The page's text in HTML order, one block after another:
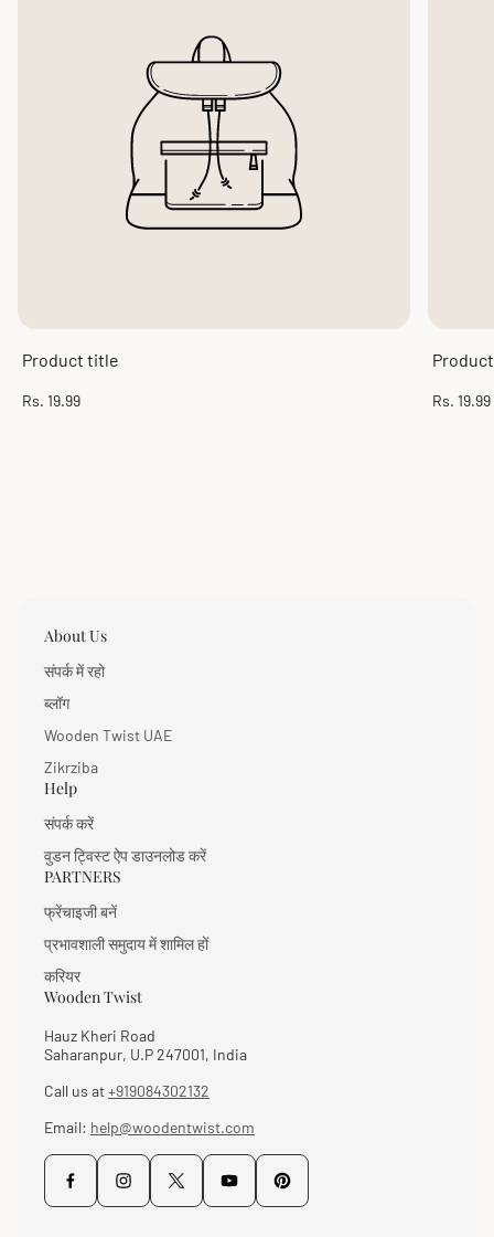
Product title
Regular
Rs. 19.99
Regular
Rs. 19.99
About Us
संपर्क में रहो
ब्लॉग
Wooden Twist UAE
Zikrziba
Help
संपर्क करें
वुडन ट्विस्ट ऐप डाउनलोड करें
PARTNERS
फ्रेंचाइजी बनें
प्रभावशाली समुदाय में शामिल हों
करियर
Wooden Twist
Hauz Kheri Road
Saharanpur, U.P 247001, India
Call us at+919084302132
Email: help@woodentwist.com